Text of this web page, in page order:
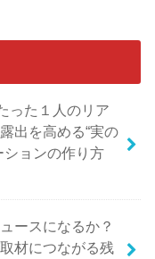
った１人のリア
出を高める“実の
ションの作り方
ースになるか？
材につながる残